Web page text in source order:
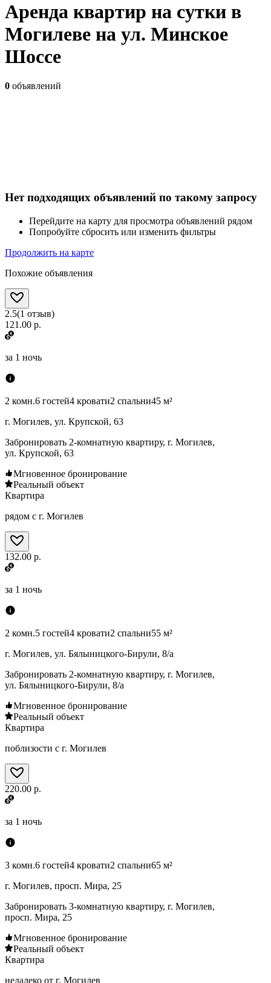
Аренда квартир на сутки в
Могилеве на ул. Минское
Шоссе
0 объявлений
Нет подходящих объявлений по такому запросу
Перейдите на карту для просмотра объявлений рядом
Попробуйте сбросить или изменить фильтры
Продолжить на карте
Похожие объявления
2.5(1 отзыв)
121.00 р.
за 1 ночь
2 комн.6 гостей4 кровати2 спальни45 м²
г. Могилев, ул. Крупской, 63
Забронировать 2-комнатную квартиру, г. Могилев,
ул. Крупской, 63
Мгновенное бронирование
Реальный объект
Квартира
рядом с г. Могилев
132.00 р.
за 1 ночь
2 комн.5 гостей4 кровати2 спальни55 м²
г. Могилев, ул. Бялыницкого-Бирули, 8/а
Забронировать 2-комнатную квартиру, г. Могилев,
ул. Бялыницкого-Бирули, 8/а
Мгновенное бронирование
Реальный объект
Квартира
поблизости с г. Могилев
220.00 р.
за 1 ночь
3 комн.6 гостей4 кровати2 спальни65 м²
г. Могилев, просп. Мира, 25
Забронировать 3-комнатную квартиру, г. Могилев,
просп. Мира, 25
Мгновенное бронирование
Реальный объект
Квартира
недалеко от г. Могилев